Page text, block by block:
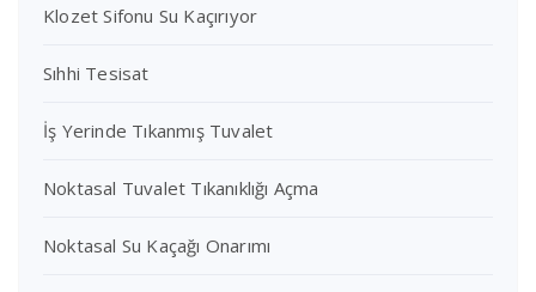
Klozet Sifonu Su Kaçırıyor
Sıhhi Tesisat
İş Yerinde Tıkanmış Tuvalet
Noktasal Tuvalet Tıkanıklığı Açma
Noktasal Su Kaçağı Onarımı